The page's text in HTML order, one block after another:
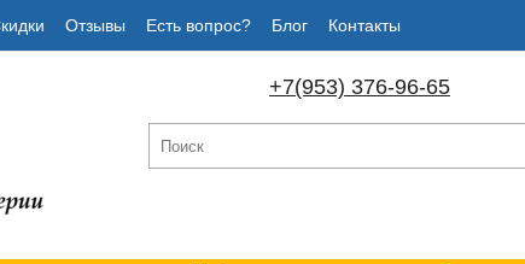
Отзывы Есть вопрос? Блог Контакты
+7(953) 376-96-65